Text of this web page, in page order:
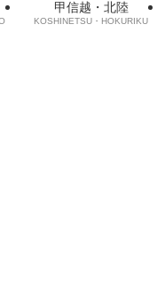
甲信越・北陸
KOSHINETSU・HOKURIKU